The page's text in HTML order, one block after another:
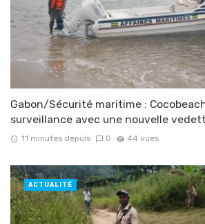
Gabon/Sécurité maritime :
surveillance avec une nouvelle
11 minutes depuis 0 44 vues
ACTUALITÉ